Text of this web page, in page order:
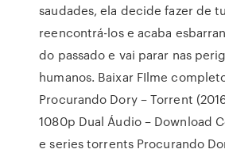
saudades, ela decide fazer de
reencontrá-los e acaba
do passado e vai parar nas
humanos. Baixar FIlme
Procurando Dory – Torrent
1080p Dual Áudio – Download
e series torrents Procurando